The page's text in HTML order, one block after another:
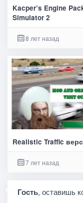
Kacper’s Engine
Simulator 2
8 лет назад
Realistic Traffic
7 лет назад
Гость, оставишь